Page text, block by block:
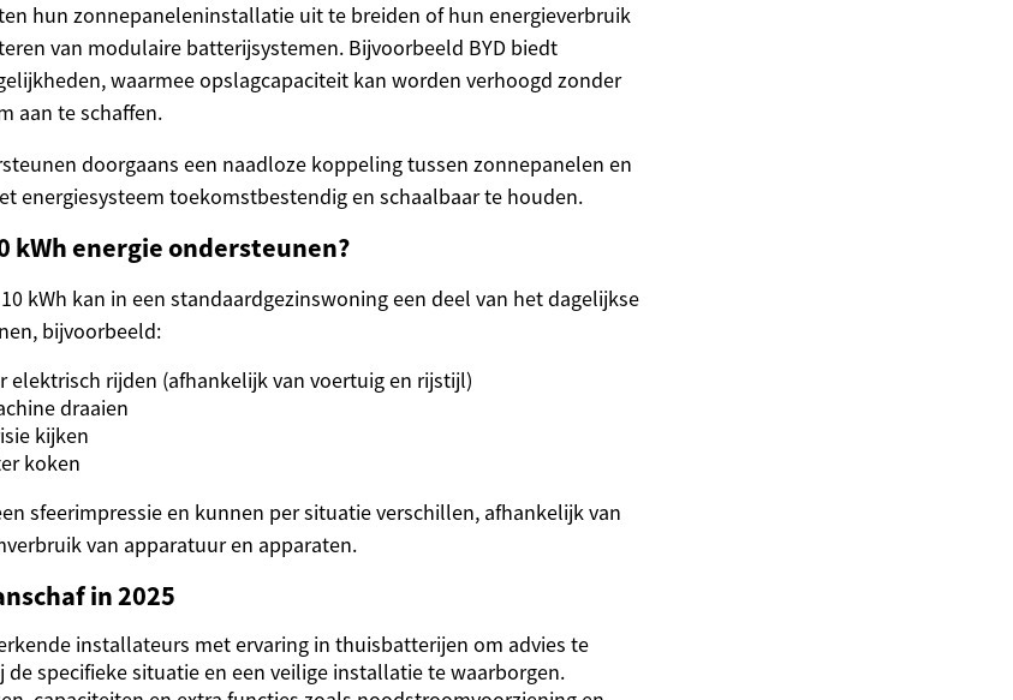
hun zonnepaneleninstallatie uit te breiden of hun energieverbruik
van modulaire batterijsystemen. Bijvoorbeeld BYD biedt
waarmee opslagcapaciteit kan worden verhoogd zonder
aan te schaffen.
doorgaans een naadloze koppeling tussen zonnepanelen en
energiesysteem toekomstbestendig en schaalbaar te houden.
kWh energie ondersteunen?
kWh kan in een standaardgezinswoning een deel van het dagelijkse
bijvoorbeeld:
elektrisch rijden (afhankelijk van voertuig en rijstijl)
draaien
kijken
koken
sfeerimpressie en kunnen per situatie verschillen, afhankelijk van
van apparatuur en apparaten.
in 2025
installateurs met ervaring in thuisbatterijen om advies te
specifieke situatie en een veilige installatie te waarborgen.